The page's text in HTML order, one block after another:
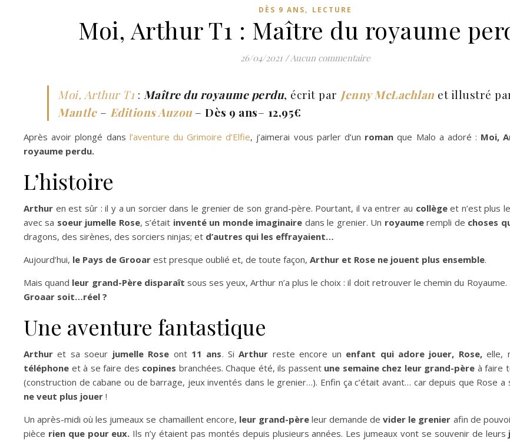
DÈS 9 ANS, LECTURE
Moi, Arthur T1 : Maître du royaume
26/04/2021 /Aucun commentaire
Moi, Arthur T1 : Maître du royaume perdu, écrit par Jenny McLachlan et illustré
Mantle– Editions Auzou– Dès 9 ans– 12,95€
Après avoir plongé dans l’aventure du Grimoire d’Elfie, j’aimerai vous parler d’un roman que Malo a adoré : Moi,
royaume perdu.
L’histoire
Arthur en est sûr : il y a un sorcier dans le grenier de son grand-père. Pourtant, il va entrer au collègeet n’est plus le
avec sa soeur jumelle Rose, s’était inventé un monde imaginaire dans le grenier. Un royaumerempli de choses
dragons, des sirènes, des sorciers ninjas; et d’autres qui les effrayaient…
Aujourd’hui, le Pays de Grooar est presque oublié et, de toute façon, Arthur et Rose ne jouent plus ensemble.
Mais quand leur grand-Père disparaît sous ses yeux, Arthur n’a plus le choix : il doit retrouver le chemin du Royaume.
Groaar soit…réel ?
Une aventure fantastique
Arthur et sa soeur jumelle Rose ont 11 ans. SiArthur reste encore un enfant qui adore jouer, Rose,elle,
téléphone et à se faire des copines branchées. Chaque été, ils passent une semaine chez leur grand-père à faire
(construction de cabane ou de barrage, jeux inventés dans le grenier…). Enfin ça c’était avant… car depuis que Rose a
ne veut plus jouer !
Un après-midi où les jumeaux se chamaillent encore, leur grand-pèreleur demande devider le grenier afin de
pièce rien que pour eux. Ils n’y étaient pas montés depuis plusieurs années. Les jumeaux vont se souvenir de leurs